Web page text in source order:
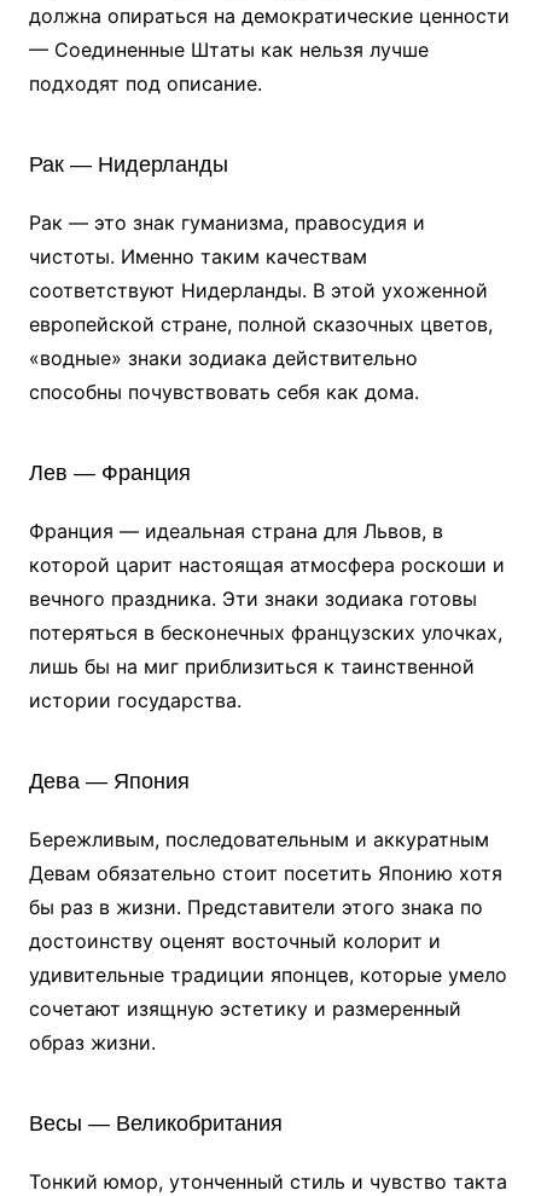
должна опираться на демократические ценности
— Соединенные Штаты как нельзя лучше
подходят под описание.
Рак — Нидерланды
Рак — это знак гуманизма, правосудия и
чистоты. Именно таким качествам
соответствуют Нидерланды. В этой ухоженной
европейской стране, полной сказочных цветов,
«водные» знаки зодиака действительно
способны почувствовать себя как дома.
Лев — Франция
Франция — идеальная страна для Львов, в
которой царит настоящая атмосфера роскоши и
вечного праздника. Эти знаки зодиака готовы
потеряться в бесконечных французских улочках,
лишь бы на миг приблизиться к таинственной
истории государства.
Дева — Япония
Бережливым, последовательным и аккуратным
Девам обязательно стоит посетить Японию хотя
бы раз в жизни. Представители этого знака по
достоинству оценят восточный колорит и
удивительные традиции японцев, которые умело
сочетают изящную эстетику и размеренный
образ жизни.
Весы — Великобритания
Тонкий юмор, утонченный стиль и чувство такта